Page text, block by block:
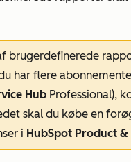
brugerdefinerede
har flere
Hub Professional),
skal du købe en
i HubSpot Product